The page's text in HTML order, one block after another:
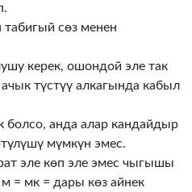
табигый сөз менен
керек, ошондой эле так
түстүү алкагында кабыл
болсо, анда алар кандайдыр
мүмкүн эмес.
эле көп эле эмес чыгышы
= мк = дары көз айнек